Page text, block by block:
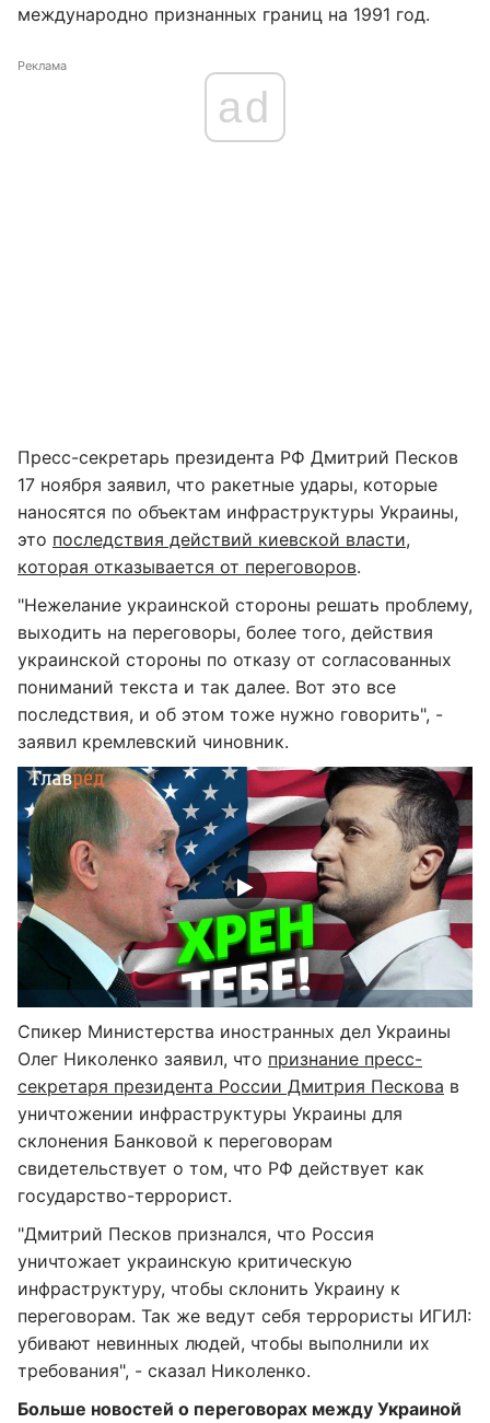
международно признанных границ на 1991 год.
Реклама
ad
Пресс-секретарь президента РФ Дмитрий Песков
17 ноября заявил, что ракетные удары, которые
наносятся по объектам инфраструктуры Украины,
это последствия действий киевской власти,
которая отказывается от переговоров.
"Нежелание украинской стороны решать проблему,
выходить на переговоры, более того, действия
украинской стороны по отказу от согласованных
пониманий текста и так далее. Вот это все
последствия, и об этом тоже нужно говорить", -
заявил кремлевский чиновник.
Спикер Министерства иностранных дел Украины
Олег Николенко заявил, что признание пресс-
секретаря президента России Дмитрия Пескова в
уничтожении инфраструктуры Украины для
склонения Банковой к переговорам
свидетельствует о том, что РФ действует как
государство-террорист.
"Дмитрий Песков признался, что Россия
уничтожает украинскую критическую
инфраструктуру, чтобы склонить Украину к
переговорам. Так же ведут себя террористы ИГИЛ:
убивают невинных людей, чтобы выполнили их
требования", - сказал Николенко.
Больше новостей о переговорах между Украиной